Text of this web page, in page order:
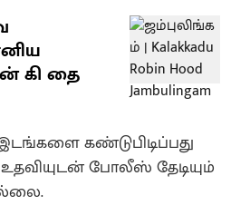
கி தை
கண்டுபிடிப்பது
போலீஸ் தேடியும்